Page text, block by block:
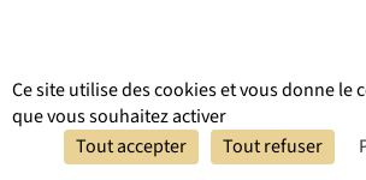
Ce site utilise des cookies et vous donne le
que vous souhaitez activer
Tout accepter
Tout refuser